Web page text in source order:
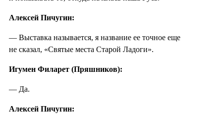
Алексей Пичугин:
— Выставка называется, я название ее точное еще
не сказал, «Святые места Старой Ладоги».
Игумен Филарет (Пряшников):
— Да.
Алексей Пичугин: